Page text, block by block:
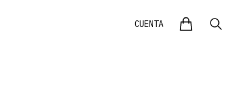
CUENTA
Carrito